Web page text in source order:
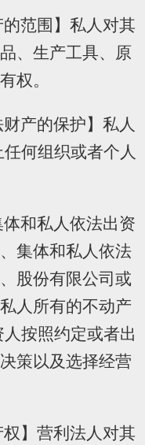
范围】私人对其
、生产工具、原
权。
产的保护】私人
何组织或者个人
和私人依法出资
集体和私人依法
股份有限公司或
人所有的不动产
按照约定或者出
策以及选择经营
】营利法人对其